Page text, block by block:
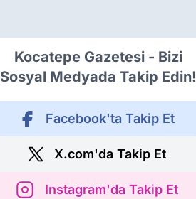
Kocatepe Gazetesi - Bizi
Sosyal Medyada Takip Edin!
Facebook'ta Takip Et
X.com'da Takip Et
Instagram'da Takip Et